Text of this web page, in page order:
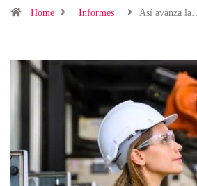
Home Informes Así avanza la…